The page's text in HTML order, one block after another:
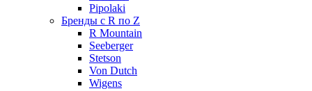
Pipolaki
Бренды с R по Z
R Mountain
Seeberger
Stetson
Von Dutch
Wigens